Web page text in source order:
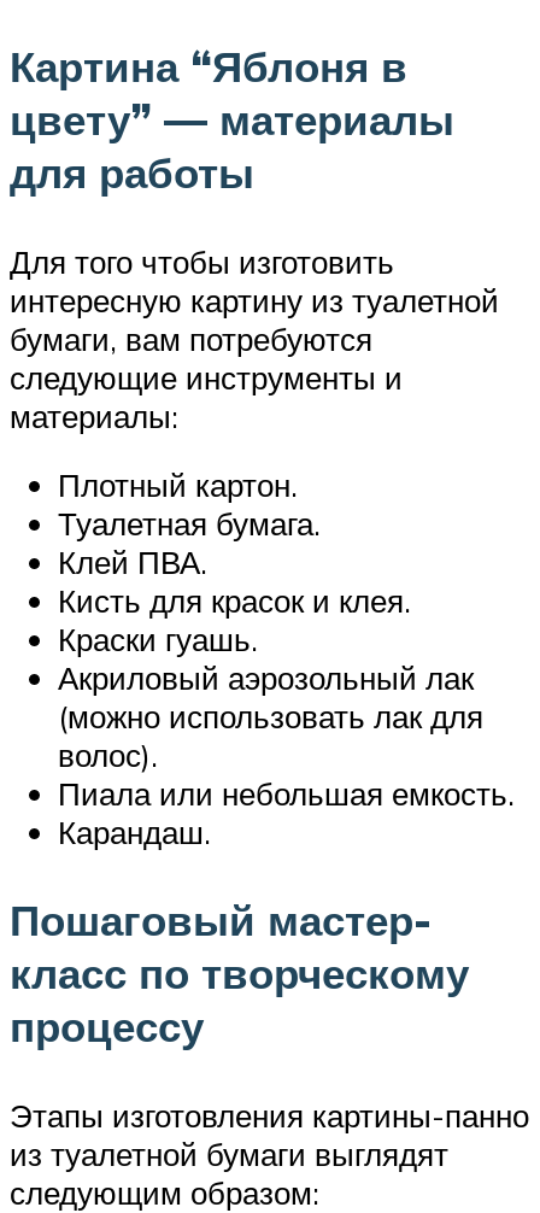
Картина “Яблоня в
цвету” — материалы
для работы
Для того чтобы изготовить
интересную картину из туалетной
бумаги, вам потребуются
следующие инструменты и
материалы:
Плотный картон.
Туалетная бумага.
Клей ПВА.
Кисть для красок и клея.
Краски гуашь.
Акриловый аэрозольный лак
(можно использовать лак для
волос).
Пиала или небольшая емкость.
Карандаш.
Пошаговый мастер-
класс по творческому
процессу
Этапы изготовления картины-панно
из туалетной бумаги выглядят
следующим образом: